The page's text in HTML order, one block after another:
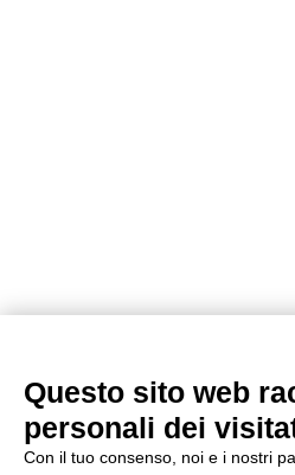
Questo sito web
personali dei
Con il tuo consenso, noi e i nostri